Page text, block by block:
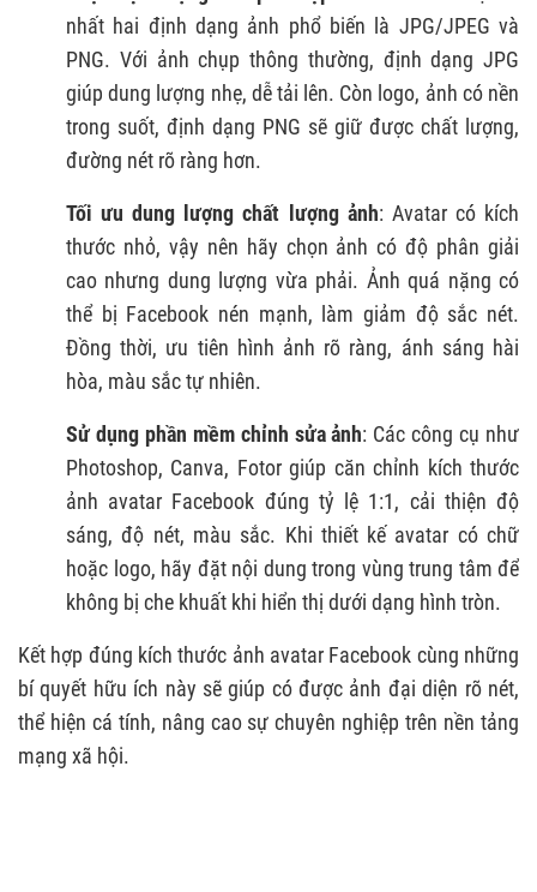
nhất hai định dạng ảnh phổ biến là JPG/JPEG và
PNG. Với ảnh chụp thông thường, định dạng JPG
giúp dung lượng nhẹ, dễ tải lên. Còn logo, ảnh có nền
trong suốt, định dạng PNG sẽ giữ được chất lượng,
đường nét rõ ràng hơn.
Tối ưu dung lượng chất lượng ảnh: Avatar có kích
thước nhỏ, vậy nên hãy chọn ảnh có độ phân giải
cao nhưng dung lượng vừa phải. Ảnh quá nặng có
thể bị Facebook nén mạnh, làm giảm độ sắc nét.
Đồng thời, ưu tiên hình ảnh rõ ràng, ánh sáng hài
hòa, màu sắc tự nhiên.
Sử dụng phần mềm chỉnh sửa ảnh: Các công cụ như
Photoshop, Canva, Fotor giúp căn chỉnh kích thước
ảnh avatar Facebook đúng tỷ lệ 1:1, cải thiện độ
sáng, độ nét, màu sắc. Khi thiết kế avatar có chữ
hoặc logo, hãy đặt nội dung trong vùng trung tâm để
không bị che khuất khi hiển thị dưới dạng hình tròn.
Kết hợp đúng kích thước ảnh avatar Facebook cùng những
bí quyết hữu ích này sẽ giúp có được ảnh đại diện rõ nét,
thể hiện cá tính, nâng cao sự chuyên nghiệp trên nền tảng
mạng xã hội.